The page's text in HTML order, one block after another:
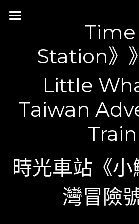
NeonGalaxy Design
Our Work
Motion
Interaction
Category
Neon Side projects
國立臺灣歷史博物館
國立臺灣美術館
國立臺灣科學教育館
Time
Station》
Little
Taiwan
Train
時光車站《
灣冒險